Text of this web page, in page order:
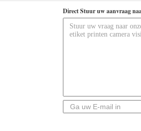
Direct Stuur uw aanvraag